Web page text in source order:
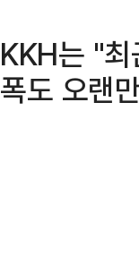
KKH는 "
폭도 오랜